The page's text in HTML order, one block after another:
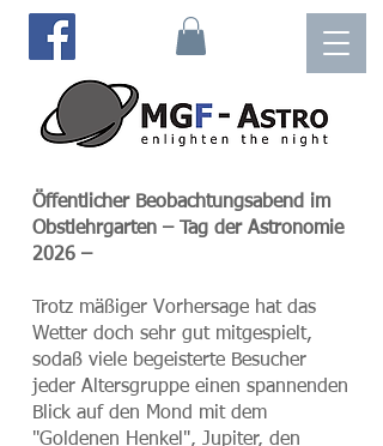
Öffentlicher Beobachtungsabend im
Obstlehrgarten – Tag der Astronomie
2026 –
Trotz mäßiger Vorhersage hat das
Wetter doch sehr gut mitgespielt,
sodaß viele begeisterte Besucher
jeder Altersgruppe einen spannenden
Blick auf den Mond mit dem
"Goldenen Henkel", Jupiter, den